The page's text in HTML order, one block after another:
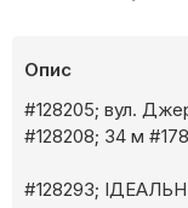
Опис
#128205; вул.
#128208; 34 м
#128293;